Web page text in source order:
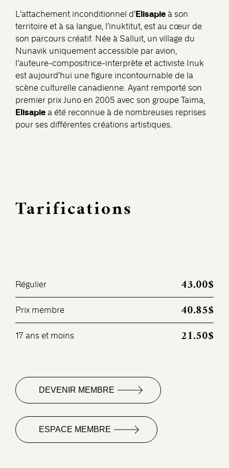
L’attachement inconditionnel d’Elisapie à son
territoire et à sa langue, l’inuktitut, est au cœur de
son parcours créatif. Née à Salluit, un village du
Nunavik uniquement accessible par avion,
l’auteure-compositrice-interprète et activiste Inuk
est aujourd’hui une figure incontournable de la
scène culturelle canadienne. Ayant remporté son
premier prix Juno en 2005 avec son groupe Taima,
Elisapie a été reconnue à de nombreuses reprises
pour ses différentes créations artistiques.
Tarifications
Régulier 43.00$
Prix membre 40.85$
17 ans et moins 21.50$
DEVENIR MEMBRE
ESPACE MEMBRE